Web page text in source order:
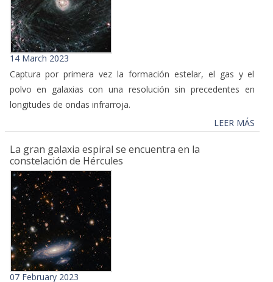
14 March 2023
Captura por primera vez la formación estelar, el gas y el
polvo en galaxias con una resolución sin precedentes en
longitudes de ondas infrarroja.
LEER MÁS
La gran galaxia espiral se encuentra en la
constelación de Hércules
07 February 2023